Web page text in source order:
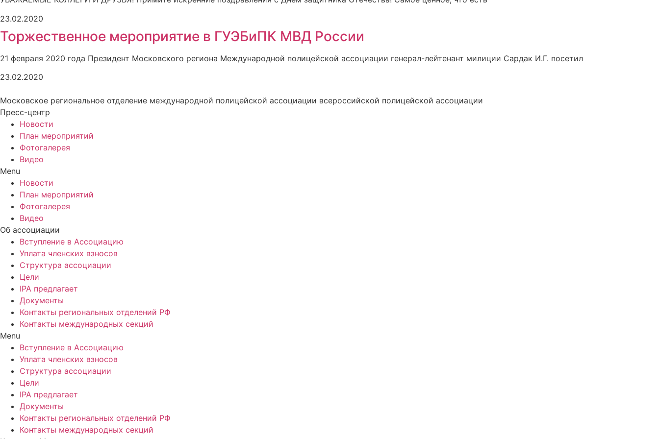
23.02.2020
Торжественное мероприятие в ГУЭБиПК МВД России
21 февраля 2020 года Президент Московского региона Международной полицейской ассоциации генерал-лейтенант милиции Сардак И.Г. посетил
23.02.2020
Московское региональное отделение международной полицейской ассоциации всероссийской полицейской ассоциации
Пресс-центр
Новости
План мероприятий
Фотогалерея
Видео
Menu
Новости
План мероприятий
Фотогалерея
Видео
Об ассоциации
Вступление в Ассоциацию
Уплата членских взносов
Структура ассоциации
Цели
IPA предлагает
Документы
Контакты региональных отделений РФ
Контакты международных секций
Menu
Вступление в Ассоциацию
Уплата членских взносов
Структура ассоциации
Цели
IPA предлагает
Документы
Контакты региональных отделений РФ
Контакты международных секций